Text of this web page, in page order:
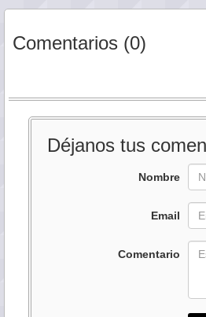
Comentarios (0)
Déjanos tus
Nombre
Email
Comentario